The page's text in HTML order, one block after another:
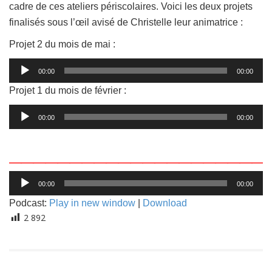
cadre de ces ateliers périscolaires. Voici les deux projets
finalisés sous l’œil avisé de Christelle leur animatrice :
Projet 2 du mois de mai :
Lecteur
audio
00:00 00:00
Projet 1 du mois de février :
Lecteur
audio
00:00 00:00
Lecteur
audio
00:00 00:00
Podcast: Play in new window Download
2 892